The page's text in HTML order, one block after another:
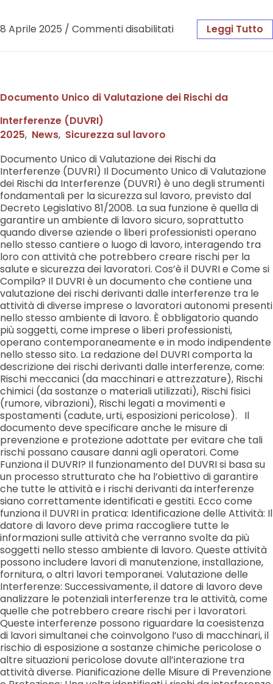
8 Aprile 2025 / Commenti disabilitati Leggi Tutto
Documento Unico di Valutazione dei Rischi da
Interferenze (DUVRI)
2025, News, Sicurezza sul lavoro
Documento Unico di Valutazione dei Rischi da
Interferenze (DUVRI) Il Documento Unico di Valutazione
dei Rischi da Interferenze (DUVRI) è uno degli strumenti
fondamentali per la sicurezza sul lavoro, previsto dal
Decreto Legislativo 81/2008. La sua funzione è quella di
garantire un ambiente di lavoro sicuro, soprattutto
quando diverse aziende o liberi professionisti operano
nello stesso cantiere o luogo di lavoro, interagendo tra
loro con attività che potrebbero creare rischi per la
salute e sicurezza dei lavoratori. Cos’è il DUVRI e Come si
Compila? Il DUVRI è un documento che contiene una
valutazione dei rischi derivanti dalle interferenze tra le
attività di diverse imprese o lavoratori autonomi presenti
nello stesso ambiente di lavoro. È obbligatorio quando
più soggetti, come imprese o liberi professionisti,
operano contemporaneamente e in modo indipendente
nello stesso sito. La redazione del DUVRI comporta la
descrizione dei rischi derivanti dalle interferenze, come:
Rischi meccanici (da macchinari e attrezzature), Rischi
chimici (da sostanze o materiali utilizzati), Rischi fisici
(rumore, vibrazioni), Rischi legati a movimenti e
spostamenti (cadute, urti, esposizioni pericolose). Il
documento deve specificare anche le misure di
prevenzione e protezione adottate per evitare che tali
rischi possano causare danni agli operatori. Come
Funziona il DUVRI? Il funzionamento del DUVRI si basa su
un processo strutturato che ha l’obiettivo di garantire
che tutte le attività e i rischi derivanti da interferenze
siano correttamente identificati e gestiti. Ecco come
funziona il DUVRI in pratica: Identificazione delle Attività: Il
datore di lavoro deve prima raccogliere tutte le
informazioni sulle attività che verranno svolte da più
soggetti nello stesso ambiente di lavoro. Queste attività
possono includere lavori di manutenzione, installazione,
fornitura, o altri lavori temporanei. Valutazione delle
Interferenze: Successivamente, il datore di lavoro deve
analizzare le potenziali interferenze tra le attività, come
quelle che potrebbero creare rischi per i lavoratori.
Queste interferenze possono riguardare la coesistenza
di lavori simultanei che coinvolgono l’uso di macchinari, il
rischio di esposizione a sostanze chimiche pericolose o
altre situazioni pericolose dovute all’interazione tra
attività diverse. Pianificazione delle Misure di Prevenzione